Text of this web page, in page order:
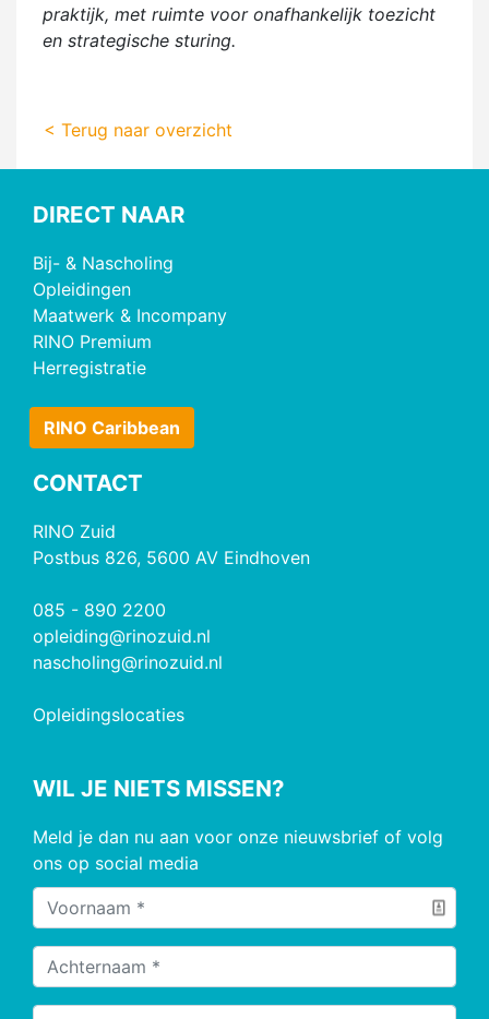
praktijk, met ruimte voor onafhankelijk toezicht
en strategische sturing.
< Terug naar overzicht
DIRECT NAAR
Bij- & Nascholing
Opleidingen
Maatwerk & Incompany
RINO Premium
Herregistratie
RINO Caribbean
CONTACT
RINO Zuid
Postbus 826, 5600 AV Eindhoven
085 - 890 2200
opleiding@rinozuid.nl
nascholing@rinozuid.nl
Opleidingslocaties
WIL JE NIETS MISSEN?
Meld je dan nu aan voor onze nieuwsbrief of volg
ons op social media